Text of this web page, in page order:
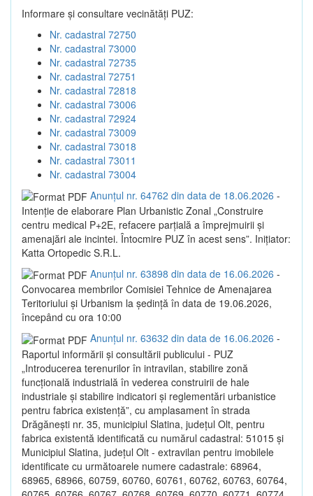
Informare și consultare vecinătăți PUZ:
Nr. cadastral 72750
Nr. cadastral 73000
Nr. cadastral 72735
Nr. cadastral 72751
Nr. cadastral 72818
Nr. cadastral 73006
Nr. cadastral 72924
Nr. cadastral 73009
Nr. cadastral 73018
Nr. cadastral 73011
Nr. cadastral 73004
Anunțul nr. 64762 din data de 18.06.2026 -
Intenție de elaborare Plan Urbanistic Zonal „Construire
centru medical P+2E, refacere parțială a împrejmuirii și
amenajări ale incintei. Întocmire PUZ în acest sens”. Inițiator:
Katta Ortopedic S.R.L.
Anunțul nr. 63898 din data de 16.06.2026 -
Convocarea membrilor Comisiei Tehnice de Amenajarea
Teritoriului și Urbanism la ședință în data de 19.06.2026,
începând cu ora 10:00
Anunțul nr. 63632 din data de 16.06.2026 -
Raportul informării și consultării publicului - PUZ
„Introducerea terenurilor în intravilan, stabilire zonă
funcțională industrială în vederea construirii de hale
industriale și stabilire indicatori și reglementări urbanistice
pentru fabrica existență”, cu amplasament în strada
Drăgănești nr. 35, municipiul Slatina, județul Olt, pentru
fabrica existentă identificată cu numărul cadastral: 51015 și
Municipiul Slatina, județul Olt - extravilan pentru imobilele
identificate cu următoarele numere cadastrale: 68964,
68965, 68966, 60759, 60760, 60761, 60762, 60763, 60764,